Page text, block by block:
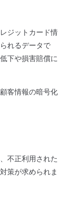
ジットカード情
れるデータで
下や損害賠償に
客情報の暗号化
不正利用された
策が求められま